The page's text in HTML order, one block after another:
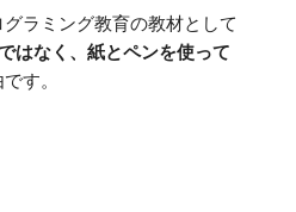
ラミング教育の教材として
はなく、紙とペンを使って
す。